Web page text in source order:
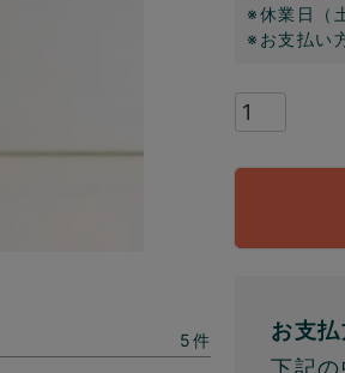
5
※休業日（
※お支払い
お支
下記の